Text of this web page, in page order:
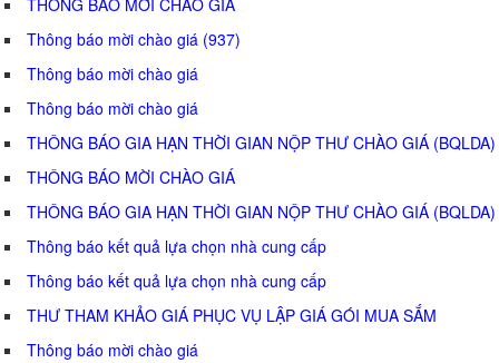
Thông báo mời chào giá (937)
Thông báo mời chào giá
Thông báo mời chào giá
THÔNG BÁO GIA HẠN THỜI GIAN NỘP THƯ CHÀO GIÁ (BQLDA)
THÔNG BÁO MỜI CHÀO GIÁ
THÔNG BÁO GIA HẠN THỜI GIAN NỘP THƯ CHÀO GIÁ (BQLDA)
Thông báo kết quả lựa chọn nhà cung cấp
Thông báo kết quả lựa chọn nhà cung cấp
THƯ THAM KHẢO GIÁ PHỤC VỤ LẬP GIÁ GÓI MUA SẮM
Thông báo mời chào giá